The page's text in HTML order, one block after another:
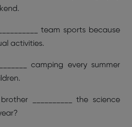
team sports because
activities.
camping every summer
brother __________ the science